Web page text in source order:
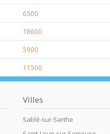
6500
18600
5900
11500
Villes
Sablé-sur-Sarthe